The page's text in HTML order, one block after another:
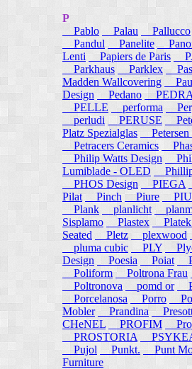
P
Pablo
Palau Pallucco
Pandul
Panelite
Lenti
Papiers de Paris
Parkhaus
Parklex
Madden Wallcovering
Design
Pedano
PELLE
performa
perludi
PERUSE
Platz Spezialglas
Petersen
Petracers Ceramics
Philip Watts Design
Lumiblade - OLED
PHOS Design
PIEGA
Pilat
Pinch Piure
Plank
planlicht
Sisplamo
Plastex
Seated
Pletz plexwood
pluma cubic
PLY
Design
Poesia Poiat
Poliform
Poltrona Frau
Poltronova
pomd or
Porcelanosa
Porro
Mobler
Prandina
CHeNEL
PROFIM
PROSTORIA
Pujol
Punkt. Punt
Furniture